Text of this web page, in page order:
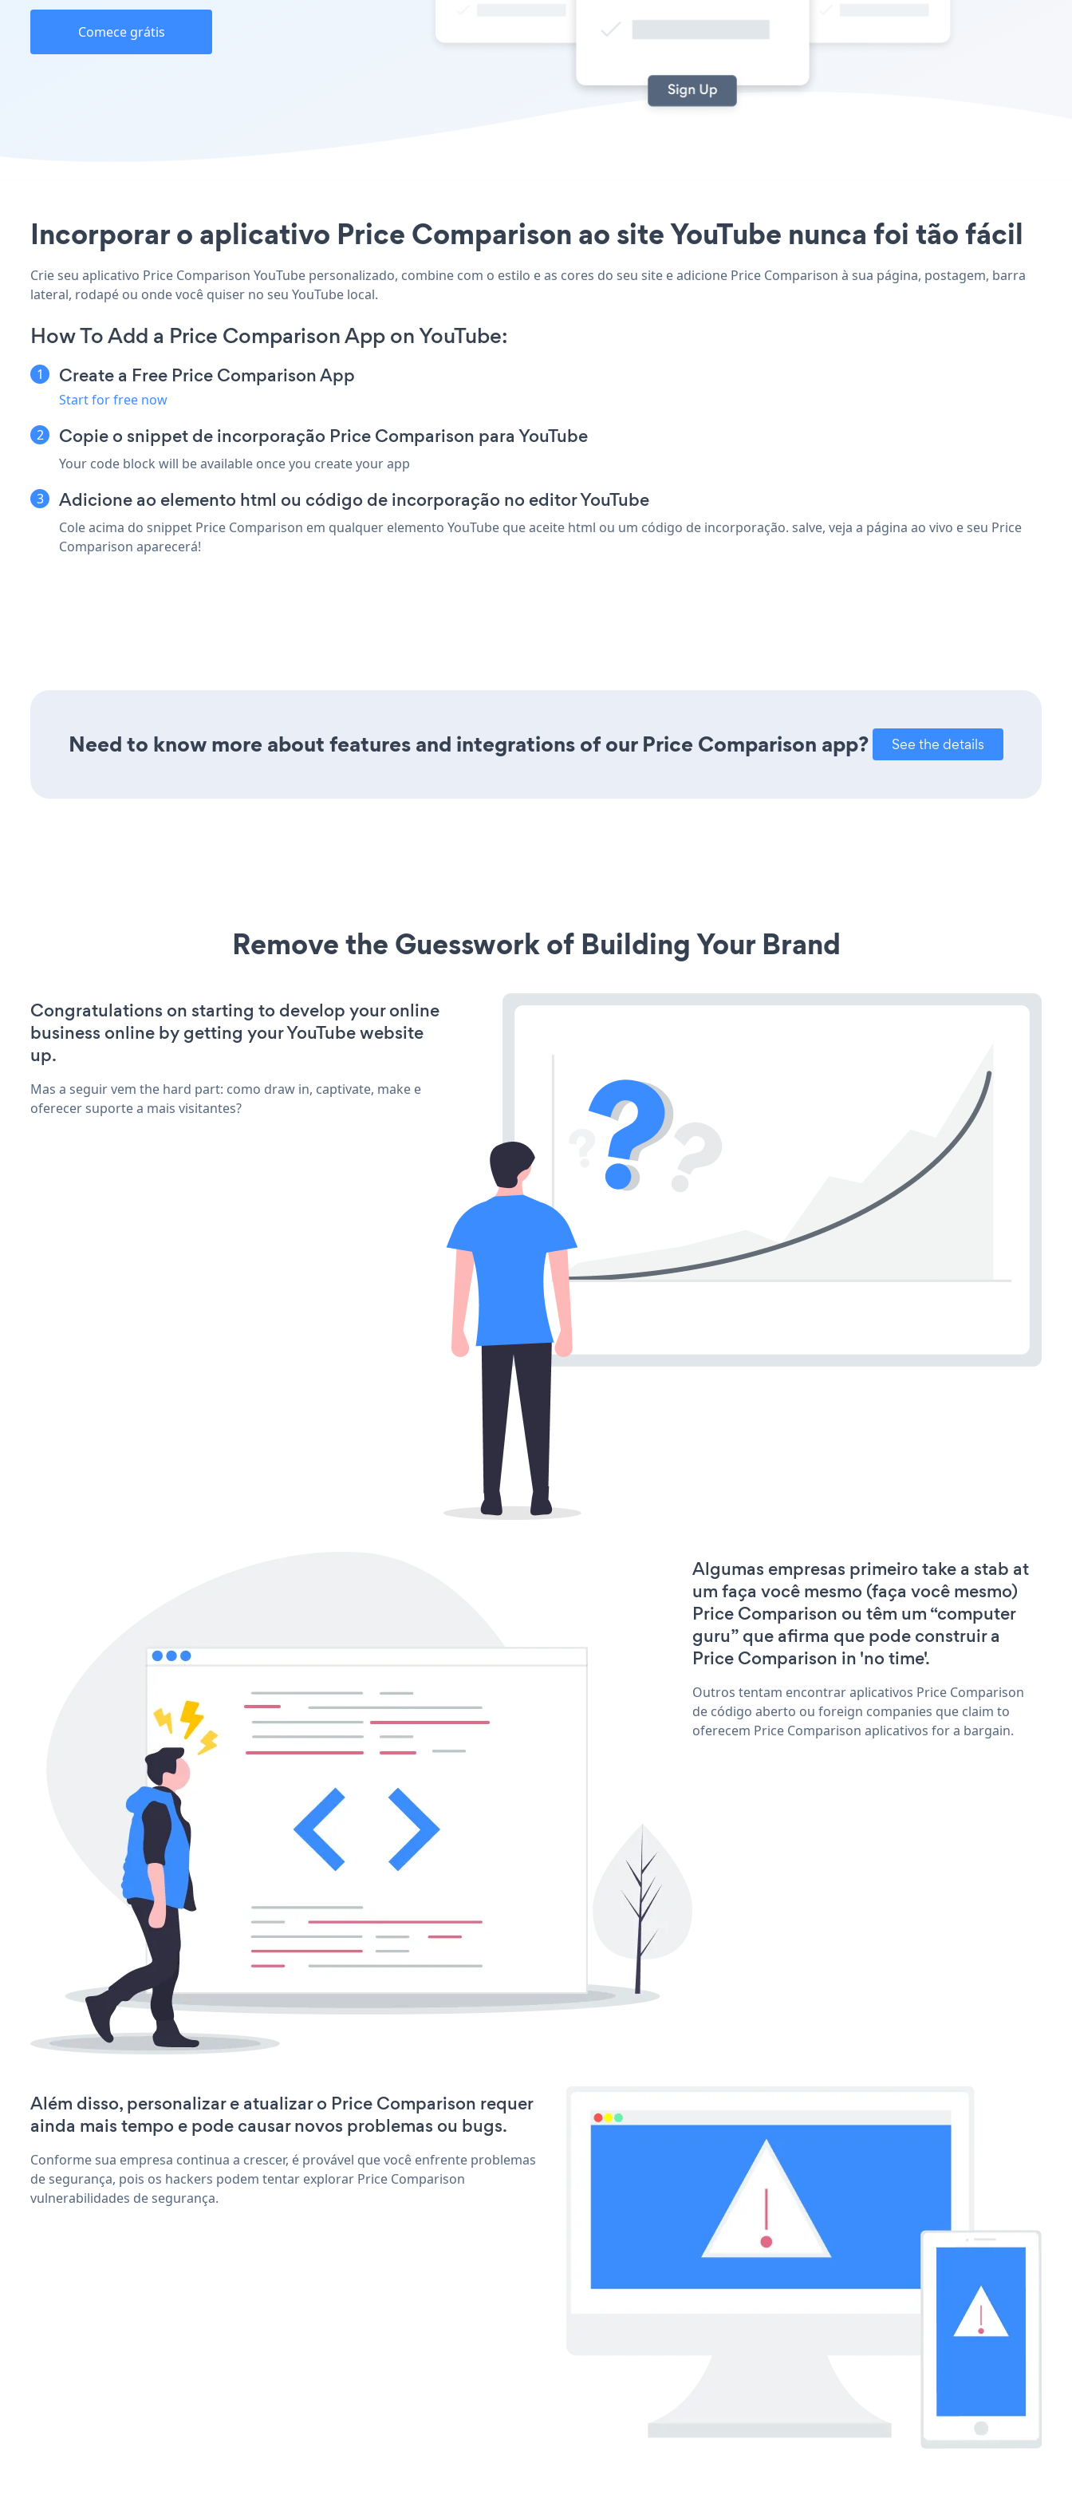
Comece grátis
Incorporar o aplicativo Price Comparison ao site YouTube nunca foi tão fácil
Crie seu aplicativo Price Comparison YouTube personalizado, combine com o estilo e as cores do seu site e adicione Price Comparison à sua página, postagem, barra
lateral, rodapé ou onde você quiser no seu YouTube local.
How To Add a Price Comparison App on YouTube:
Create a Free Price Comparison App
Start for free now
Copie o snippet de incorporação Price Comparison para YouTube
Your code block will be available once you create your app
Adicione ao elemento html ou código de incorporação no editor YouTube
Cole acima do snippet Price Comparison em qualquer elemento YouTube que aceite html ou um código de incorporação. salve, veja a página ao vivo e seu Price
Comparison aparecerá!
Need to know more about features and integrations of our Price Comparison app? See the details
Remove the Guesswork of Building Your Brand
Congratulations on starting to develop your online
business online by getting your YouTube website
up.
Mas a seguir vem the hard part: como draw in, captivate, make e
oferecer suporte a mais visitantes?
Algumas empresas primeiro take a stab at
um faça você mesmo (faça você mesmo)
Price Comparison ou têm um “computer
guru” que afirma que pode construir a
Price Comparison in 'no time'.
Outros tentam encontrar aplicativos Price Comparison
de código aberto ou foreign companies que claim to
oferecem Price Comparison aplicativos for a bargain.
Além disso, personalizar e atualizar o Price Comparison requer
ainda mais tempo e pode causar novos problemas ou bugs.
Conforme sua empresa continua a crescer, é provável que você enfrente problemas
de segurança, pois os hackers podem tentar explorar Price Comparison
vulnerabilidades de segurança.